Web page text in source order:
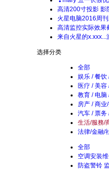
高清200寸投影 影
火星电脑2016周
高清监控实际效果
来自火星的x.xxx...
选择分类
全部
娱乐 / 餐饮
医疗 / 美容
教育 / 电脑
房产 / 商业
汽车 / 票务
生活/服務/
法律/金融/
全部
空调安装
防盗警铃